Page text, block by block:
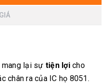
mang lại sự tiện lợicho
chân ra của IC họ 8051.